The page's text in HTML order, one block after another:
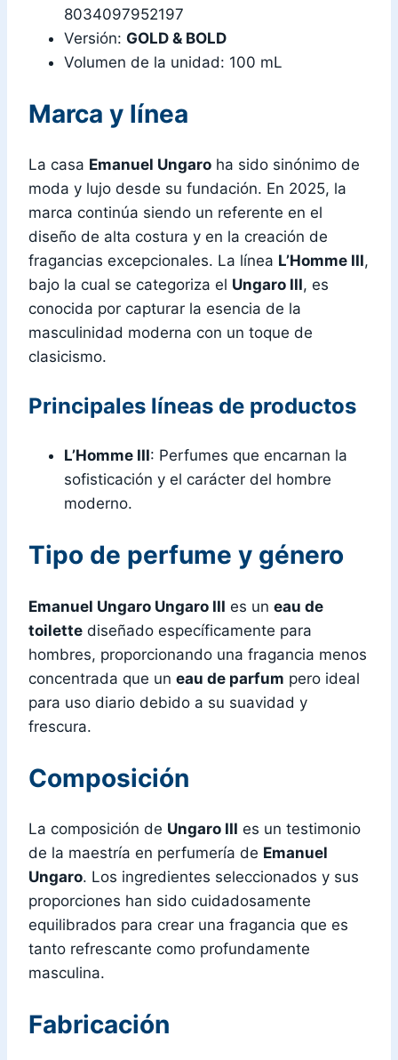
8034097952197
Versión: GOLD & BOLD
Volumen de la unidad: 100 mL
Marca y línea
La casa Emanuel Ungaro ha sido sinónimo de
moda y lujo desde su fundación. En 2025, la
marca continúa siendo un referente en el
diseño de alta costura y en la creación de
fragancias excepcionales. La línea L’Homme III,
bajo la cual se categoriza el Ungaro III, es
conocida por capturar la esencia de la
masculinidad moderna con un toque de
clasicismo.
Principales líneas de productos
L’Homme III: Perfumes que encarnan la
sofisticación y el carácter del hombre
moderno.
Tipo de perfume y género
Emanuel Ungaro Ungaro III es un eau de
toilette diseñado específicamente para
hombres, proporcionando una fragancia menos
concentrada que un eau de parfum pero ideal
para uso diario debido a su suavidad y
frescura.
Composición
La composición de Ungaro III es un testimonio
de la maestría en perfumería de Emanuel
Ungaro. Los ingredientes seleccionados y sus
proporciones han sido cuidadosamente
equilibrados para crear una fragancia que es
tanto refrescante como profundamente
masculina.
Fabricación